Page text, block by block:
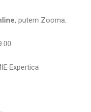
, putem Zooma.
Expertica